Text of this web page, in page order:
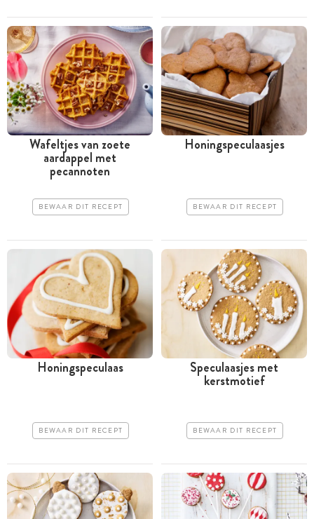
Wafeltjes van zoete
aardappel met
pecannoten
BEWAAR DIT RECEPT
Honingspeculaasjes
BEWAAR DIT RECEPT
Honingspeculaas
BEWAAR DIT RECEPT
Speculaasjes met
kerstmotief
BEWAAR DIT RECEPT